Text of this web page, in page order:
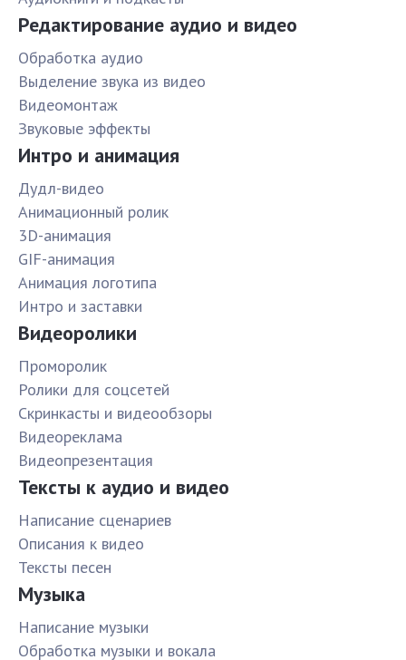
Редактирование аудио и видео
Обработка аудио
Выделение звука из видео
Видеомонтаж
Звуковые эффекты
Интро и анимация
Дудл-видео
Анимационный ролик
3D-анимация
GIF-анимация
Анимация логотипа
Интро и заставки
Видеоролики
Проморолик
Ролики для соцсетей
Скринкасты и видеообзоры
Видеореклама
Видеопрезентация
Тексты к аудио и видео
Написание сценариев
Описания к видео
Тексты песен
Музыка
Написание музыки
Обработка музыки и вокала